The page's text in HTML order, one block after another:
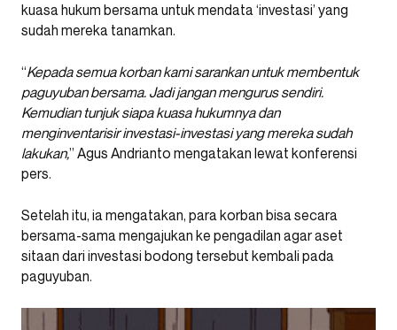
kuasa hukum bersama untuk mendata ‘investasi’ yang
sudah mereka tanamkan.
“Kepada semua korban kami sarankan untuk membentuk
paguyuban bersama. Jadi jangan mengurus sendiri.
Kemudian tunjuk siapa kuasa hukumnya dan
menginventarisir investasi-investasi yang mereka sudah
lakukan,” Agus Andrianto mengatakan lewat konferensi
pers.
Setelah itu, ia mengatakan, para korban bisa secara
bersama-sama mengajukan ke pengadilan agar aset
sitaan dari investasi bodong tersebut kembali pada
paguyuban.